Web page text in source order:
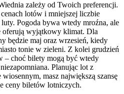
zależy od Twoich preferencji.
lotów i mniejszej liczbie
Pogoda bywa wtedy mroźna, ale
oferują wyjątkowy klimat. Dla
będzie maj oraz wrzesień, kiedy
tonie w zieleni. Z kolei grudzień
– choć bilety mogą być wtedy
Planując lot z
masz największą szansę
ceny biletów lotniczych.